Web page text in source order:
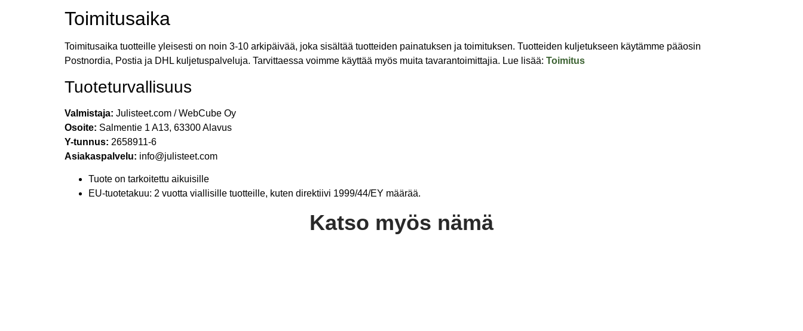
Toimitusaika
Toimitusaika tuotteille yleisesti on noin 3-10 arkipäivää, joka sisältää tuotteiden painatuksen ja toimituksen. Tuotteiden kuljetukseen käytämme pääosin
Postnordia, Postia ja DHL kuljetuspalveluja. Tarvittaessa voimme käyttää myös muita tavarantoimittajia. Lue lisää: Toimitus
Tuoteturvallisuus
Valmistaja: Julisteet.com / WebCube Oy
Osoite: Salmentie 1 A13, 63300 Alavus
Y-tunnus: 2658911-6
Asiakaspalvelu: info@julisteet.com
Tuote on tarkoitettu aikuisille
EU-tuotetakuu: 2 vuotta viallisille tuotteille, kuten direktiivi 1999/44/EY määrää.
Katso myös nämä